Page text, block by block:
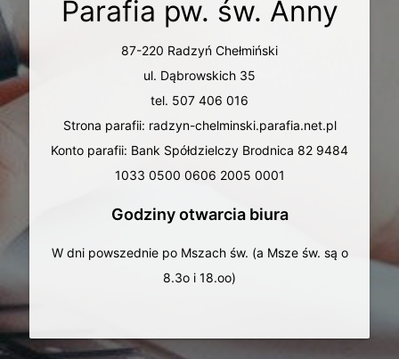
Parafia pw. św. Anny
87-220 Radzyń Chełmiński
ul. Dąbrowskich 35
tel. 507 406 016
Strona parafii: radzyn-chelminski.parafia.net.pl
Konto parafii: Bank Spółdzielczy Brodnica 82 9484
1033 0500 0606 2005 0001
Godziny otwarcia biura
W dni powszednie po Mszach św. (a Msze św. są o
8.3o i 18.oo)